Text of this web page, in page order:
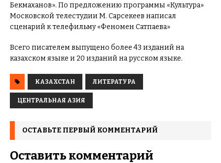
Бекмаханов». По предложению программы «Культура»
Московской телестудии М. Сарсекеев написал
сценарий к телефильму «Феномен Сатпаева»
Всего писателем выпущено более 43 изданий на
казахском языке и 20 изданий на русском языке.
КАЗАХСТАН ЛИТЕРАТУРА
ЦЕНТРАЛЬНАЯ АЗИЯ
ОСТАВЬТЕ ПЕРВЫЙ КОММЕНТАРИЙ
Оставить комментарий